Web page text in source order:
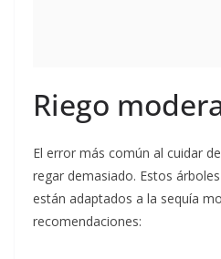
Riego
El error más común al cuidar
regar demasiado. Estos
están adaptados a la sequía
recomendaciones: